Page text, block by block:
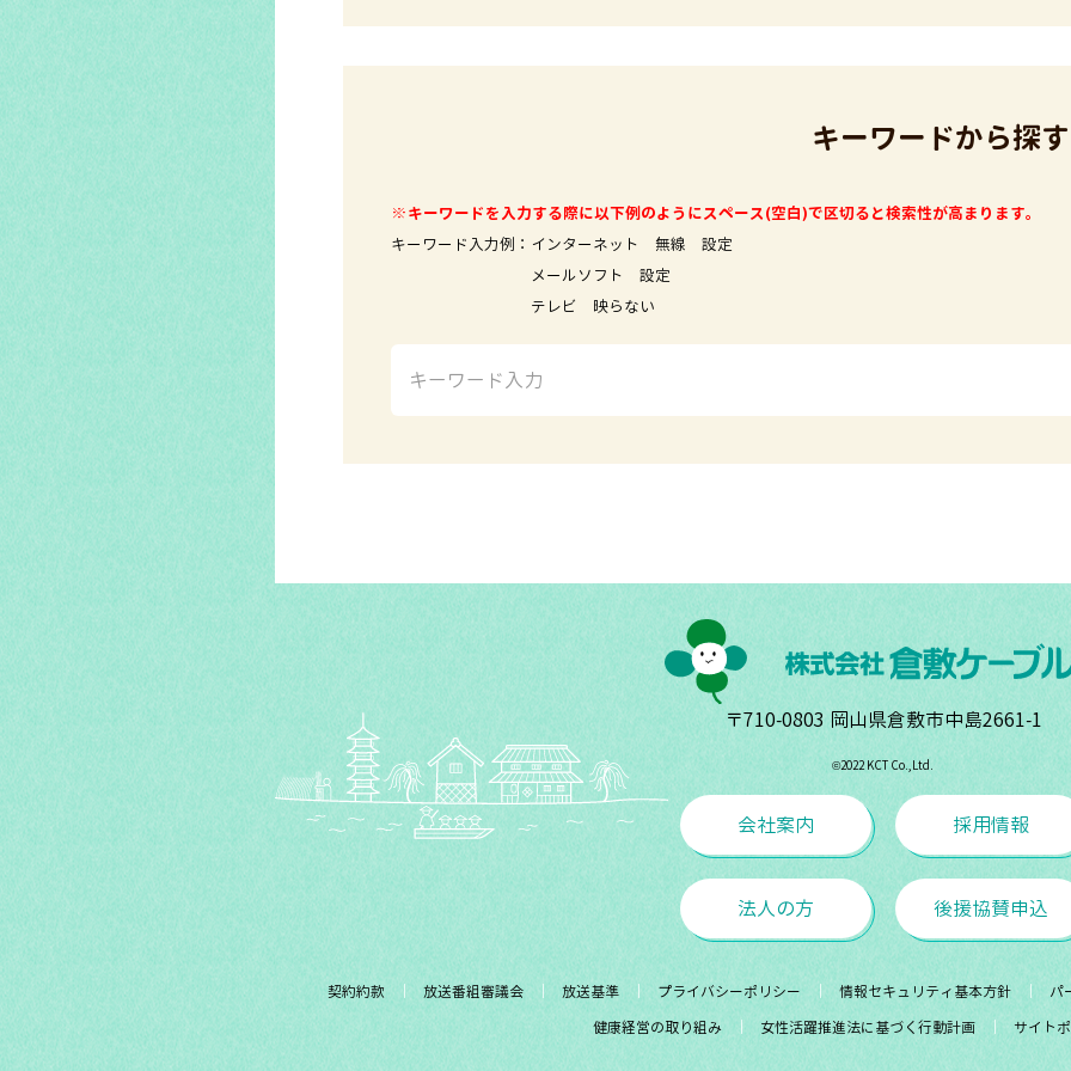
キーワードから探す
※キーワードを入力する際に以下例のようにスペース(空白)で区切ると検索性が高まります。
キーワード入力例：インターネット 無線 設定
メールソフト 設定
テレビ 映らない
〒710-0803 岡山県倉敷市中島2661-1
©︎2022 KCT Co.,Ltd.
会社案内 採用情報
法人の方 後援協賛申込
契約約款 放送番組審議会 放送基準 プライバシーポリシー 情報セキュリティ基本方針
パ
健康経営の取り組み
女性活躍推進法に基づく行動計画 サイト